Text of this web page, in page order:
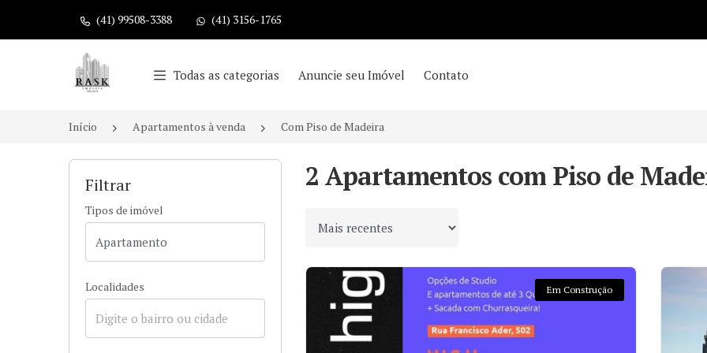
(41) 99508-3388 (41) 3156-1765
Página inicial
Todas as categorias Anuncie seu Imóvel Contato
Início Apartamentos à venda Com Piso de Madeira
Filtrar
Tipos de imóvel
Localidades
2 Apartamentos com Piso de
Ordenar por
Em Construção